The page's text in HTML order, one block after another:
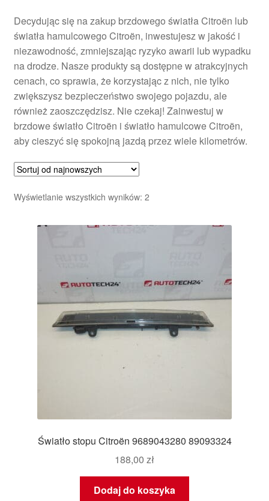
Zasady i warunki
Decydując się na zakup brzdowego światła Citroën lub
światła hamulcowego Citroën, inwestujesz w jakość i
niezawodność, zmniejszając ryzyko awarii lub wypadku
na drodze. Nasze produkty są dostępne w atrakcyjnych
cenach, co sprawia, że korzystając z nich, nie tylko
zwiększysz bezpieczeństwo swojego pojazdu, ale
również zaoszczędzisz. Nie czekaj! Zainwestuj w
brzdowe światło Citroën i światło hamulcowe Citroën,
aby cieszyć się spokojną jazdą przez wiele kilometrów.
Wyświetlanie wszystkich wyników: 2Posortowane
najnowszych
Światło stopu Citroën 9689043280 89093324
188,00 zł
Dodaj do koszyka